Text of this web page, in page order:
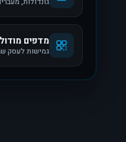
מדפים
גמישות לעסק